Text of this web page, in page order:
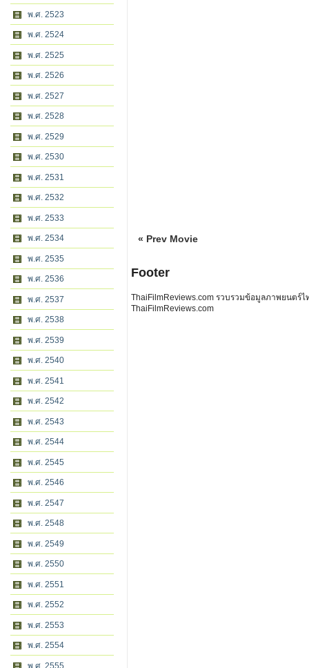
พ.ศ. 2523
พ.ศ. 2524
พ.ศ. 2525
พ.ศ. 2526
พ.ศ. 2527
พ.ศ. 2528
พ.ศ. 2529
พ.ศ. 2530
พ.ศ. 2531
พ.ศ. 2532
พ.ศ. 2533
พ.ศ. 2534
พ.ศ. 2535
พ.ศ. 2536
พ.ศ. 2537
พ.ศ. 2538
พ.ศ. 2539
พ.ศ. 2540
พ.ศ. 2541
พ.ศ. 2542
พ.ศ. 2543
พ.ศ. 2544
พ.ศ. 2545
พ.ศ. 2546
พ.ศ. 2547
พ.ศ. 2548
พ.ศ. 2549
พ.ศ. 2550
พ.ศ. 2551
พ.ศ. 2552
พ.ศ. 2553
พ.ศ. 2554
พ.ศ. 2555
« Prev Movie
Footer
ThaiFilmReviews.com รวบรวมข้อมูลภาพยนตร์
ThaiFilmReviews.com